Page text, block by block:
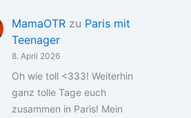
MamaOTR zu Paris mit
Teenager
8. April 2026
Oh wie toll <333! Weiterhin
ganz tolle Tage euch
zusammen in Paris! Mein